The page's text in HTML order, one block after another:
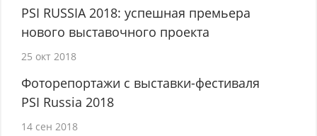
PSI RUSSIA 2018: успешная премьера
нового выставочного проекта
25 окт 2018
Фоторепортажи с выставки-фестиваля
PSI Russia 2018
14 сен 2018